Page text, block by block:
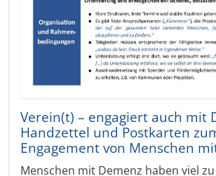
Verein(t) – engagiert auch mit
Handzettel und Postkarten
Engagement von Menschen
Menschen mit Demenz haben viel